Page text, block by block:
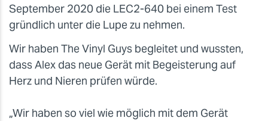
September 2020 die LEC2-640 bei einem Test
gründlich unter die Lupe zu nehmen.
Wir haben The Vinyl Guys begleitet und wussten,
dass Alex das neue Gerät mit Begeisterung auf
Herz und Nieren prüfen würde.
„Wir haben so viel wie möglich mit dem Gerät